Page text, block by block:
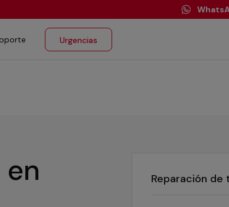
Urgencias
Reparación de
en